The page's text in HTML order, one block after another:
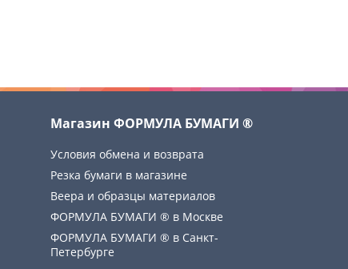
Магазин ФОРМУЛА БУМАГИ ®
Условия обмена и возврата
Резка бумаги в магазине
Веера и образцы материалов
ФОРМУЛА БУМАГИ ® в Москве
ФОРМУЛА БУМАГИ ® в Санкт-
Петербурге